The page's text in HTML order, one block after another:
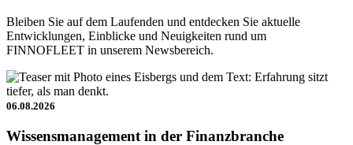
Bleiben Sie auf dem Laufenden und entdecken Sie aktuelle
Entwicklungen, Einblicke und Neuigkeiten rund um
FINNOFLEET in unserem Newsbereich.
06.08.2026
Wissensmanagement in der Finanzbranche